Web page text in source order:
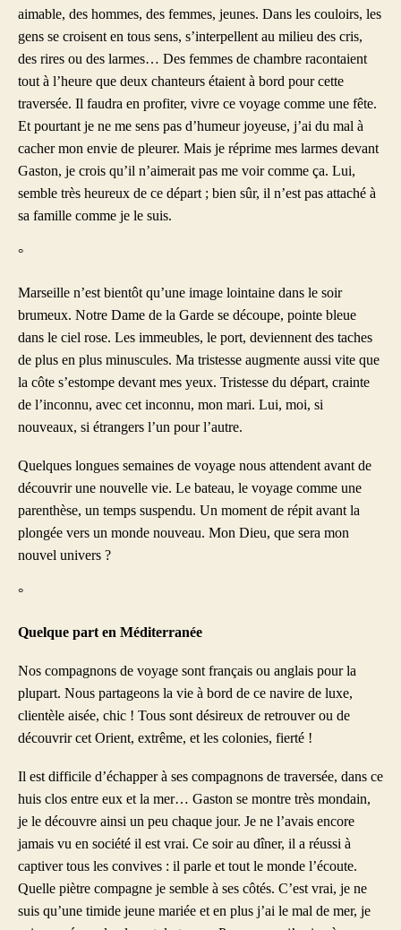
aimable, des hommes, des femmes, jeunes. Dans les couloirs, les
gens se croisent en tous sens, s’interpellent au milieu des cris,
des rires ou des larmes… Des femmes de chambre racontaient
tout à l’heure que deux chanteurs étaient à bord pour cette
traversée. Il faudra en profiter, vivre ce voyage comme une fête.
Et pourtant je ne me sens pas d’humeur joyeuse, j’ai du mal à
cacher mon envie de pleurer. Mais je réprime mes larmes devant
Gaston, je crois qu’il n’aimerait pas me voir comme ça. Lui,
semble très heureux de ce départ ; bien sûr, il n’est pas attaché à
sa famille comme je le suis.
°
Marseille n’est bientôt qu’une image lointaine dans le soir
brumeux. Notre Dame de la Garde se découpe, pointe bleue
dans le ciel rose. Les immeubles, le port, deviennent des taches
de plus en plus minuscules. Ma tristesse augmente aussi vite que
la côte s’estompe devant mes yeux. Tristesse du départ, crainte
de l’inconnu, avec cet inconnu, mon mari. Lui, moi, si
nouveaux, si étrangers l’un pour l’autre.
Quelques longues semaines de voyage nous attendent avant de
découvrir une nouvelle vie. Le bateau, le voyage comme une
parenthèse, un temps suspendu. Un moment de répit avant la
plongée vers un monde nouveau. Mon Dieu, que sera mon
nouvel univers ?
°
Quelque part en Méditerranée
Nos compagnons de voyage sont français ou anglais pour la
plupart. Nous partageons la vie à bord de ce navire de luxe,
clientèle aisée, chic ! Tous sont désireux de retrouver ou de
découvrir cet Orient, extrême, et les colonies, fierté !
Il est difficile d’échapper à ses compagnons de traversée, dans ce
huis clos entre eux et la mer… Gaston se montre très mondain,
je le découvre ainsi un peu chaque jour. Je ne l’avais encore
jamais vu en société il est vrai. Ce soir au dîner, il a réussi à
captiver tous les convives : il parle et tout le monde l’écoute.
Quelle piètre compagne je semble à ses côtés. C’est vrai, je ne
suis qu’une timide jeune mariée et en plus j’ai le mal de mer, je